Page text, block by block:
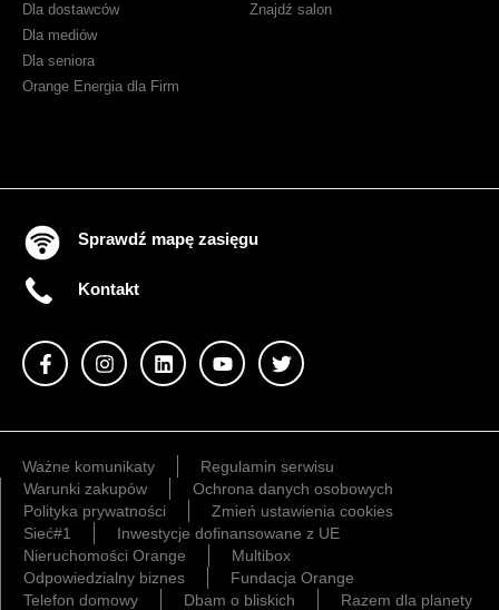
Dla dostawców
Dla mediów
Dla seniora
Orange Energia dla Firm
Znajdź salon
Sprawdź mapę zasięgu
Kontakt
Ważne komunikaty
Regulamin serwisu
Warunki zakupów
Ochrona danych osobowych
Polityka prywatności
Zmień ustawienia cookies
Sieć#1
Inwestycje dofinansowane z UE
Nieruchomości Orange
Multibox
Odpowiedzialny biznes
Fundacja Orange
Telefon domowy
Dbam o bliskich Razem dla planety